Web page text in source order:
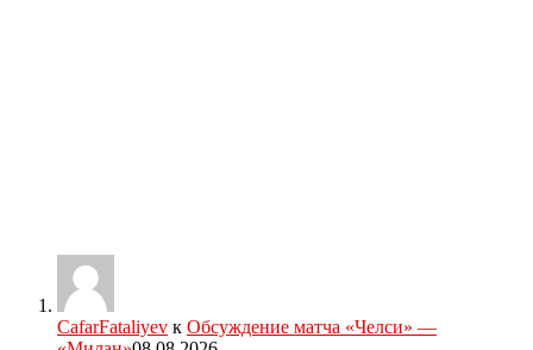
CafarFataliyev к Обсуждение матча «Челси» —